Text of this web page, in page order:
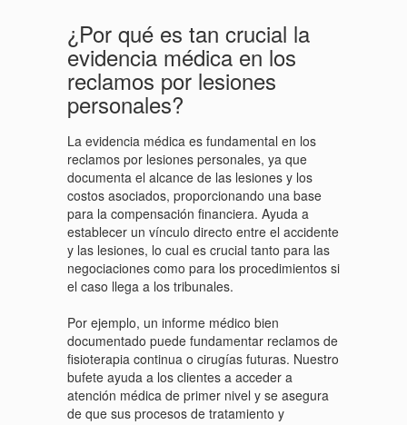
¿Por qué es tan crucial la
evidencia médica en los
reclamos por lesiones
personales?
La evidencia médica es fundamental en los
reclamos por lesiones personales, ya que
documenta el alcance de las lesiones y los
costos asociados, proporcionando una base
para la compensación financiera. Ayuda a
establecer un vínculo directo entre el accidente
y las lesiones, lo cual es crucial tanto para las
negociaciones como para los procedimientos si
el caso llega a los tribunales.
Por ejemplo, un informe médico bien
documentado puede fundamentar reclamos de
fisioterapia continua o cirugías futuras. Nuestro
bufete ayuda a los clientes a acceder a
atención médica de primer nivel y se asegura
de que sus procesos de tratamiento y